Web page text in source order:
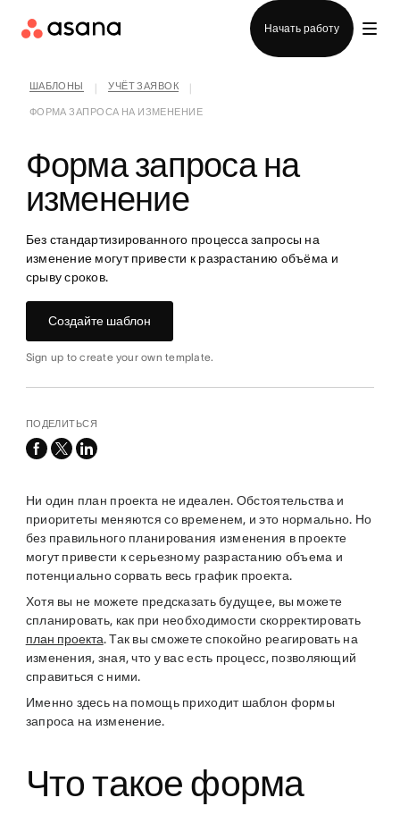
Начать работу
ШАБЛОНЫ УЧЁТ ЗАЯВОК
ФОРМА ЗАПРОСА НА ИЗМЕНЕНИЕ
Форма запроса на
изменение
Без стандартизированного процесса запросы на
изменение могут привести к разрастанию объёма и
срыву сроков.
Создайте шаблон
Sign up to create your own template.
ПОДЕЛИТЬСЯ
facebook
x-
linkedin
Ни один план проекта не идеален. Обстоятельства и
приоритеты меняются со временем, и это нормально. Но
без правильного планирования изменения в проекте
могут привести к серьезному разрастанию объема и
потенциально сорвать весь график проекта.
Хотя вы не можете предсказать будущее, вы можете
спланировать, как при необходимости скорректировать
план проекта. Так вы сможете спокойно реагировать на
изменения, зная, что у вас есть процесс, позволяющий
справиться с ними.
Именно здесь на помощь приходит шаблон формы
запроса на изменение.
Что такое форма